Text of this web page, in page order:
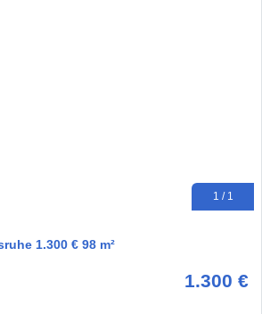
1 / 1
1.300 € 98 m²
1.300 €